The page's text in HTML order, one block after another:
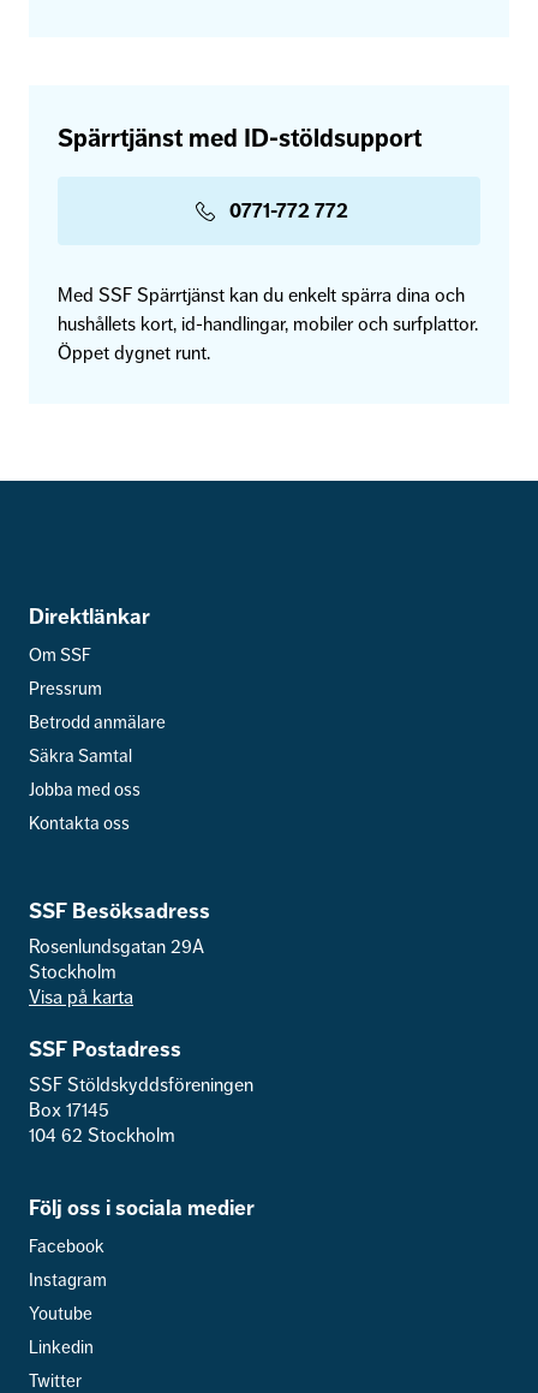
Spärrtjänst med ID-stöldsupport
0771-772 772
Med SSF Spärrtjänst kan du enkelt spärra dina och
hushållets kort, id-handlingar, mobiler och surfplattor.
Öppet dygnet runt.
Direktlänkar
Om SSF
Pressrum
Betrodd anmälare
Säkra Samtal
Jobba med oss
Kontakta oss
SSF Besöksadress
Rosenlundsgatan 29A
Stockholm
Visa på karta
SSF Postadress
SSF Stöldskyddsföreningen
Box 17145
104 62 Stockholm
Följ oss i sociala medier
Facebook
Instagram
Youtube
Linkedin
Twitter